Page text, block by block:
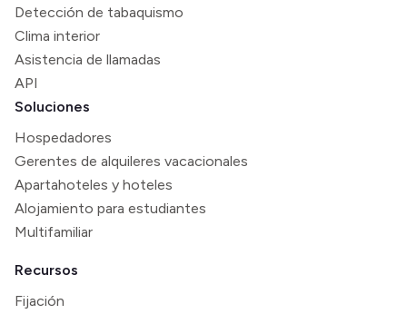
Detección de tabaquismo
Clima interior
Asistencia de llamadas
API
Soluciones
Hospedadores
Gerentes de alquileres vacacionales
Apartahoteles y hoteles
Alojamiento para estudiantes
Multifamiliar
Recursos
Fijación